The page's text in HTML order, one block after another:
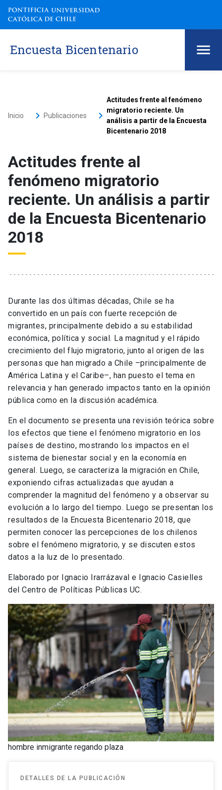
Encuesta Bicentenario
Inicio keyboard_arrow_right Publicaciones keyboard_arrow_right
Actitudes frente al fenómeno
migratorio reciente. Un
análisis a partir de la Encuesta
Bicentenario 2018
Actitudes frente al
fenómeno migratorio
reciente. Un análisis a partir
de la Encuesta Bicentenario
2018
Durante las dos últimas décadas, Chile se ha
convertido en un país con fuerte recepción de
migrantes, principalmente debido a su estabilidad
económica, política y social. La magnitud y el rápido
crecimiento del flujo migratorio, junto al origen de las
personas que han migrado a Chile –principalmente de
América Latina y el Caribe–, han puesto el tema en
relevancia y han generado impactos tanto en la opinión
pública como en la discusión académica.
En el documento se presenta una revisión teórica sobre
los efectos que tiene el fenómeno migratorio en los
países de destino, mostrando los impactos en el
sistema de bienestar social y en la economía en
general. Luego, se caracteriza la migración en Chile,
exponiendo cifras actualizadas que ayudan a
comprender la magnitud del fenómeno y a observar su
evolución a lo largo del tiempo. Luego se presentan los
resultados de la Encuesta Bicentenario 2018, que
permiten conocer las percepciones de los chilenos
sobre el fenómeno migratorio, y se discuten estos
datos a la luz de lo presentado.
Elaborado por Ignacio Irarrázaval e Ignacio Casielles
del Centro de Políticas Públicas UC.
hombre inmigrante regando plaza
DETALLES DE LA PUBLICACIÓN